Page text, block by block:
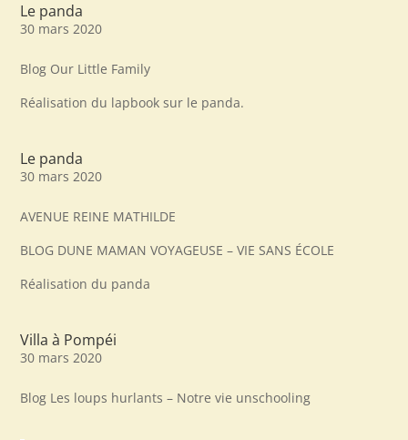
Le panda
30 mars 2020
Blog Our Little Family
Réalisation du lapbook sur le panda.
Le panda
30 mars 2020
AVENUE REINE MATHILDE
BLOG DUNE MAMAN VOYAGEUSE – VIE SANS ÉCOLE
Réalisation du panda
Villa à Pompéi
30 mars 2020
Blog Les loups hurlants – Notre vie unschooling